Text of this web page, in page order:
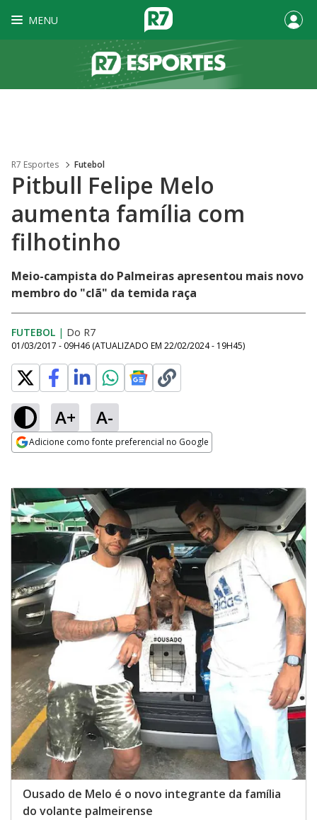
MENU
R7 Esportes Futebol
Pitbull Felipe Melo
aumenta família com
filhotinho
Meio-campista do Palmeiras apresentou mais novo
membro do "clã" da temida raça
FUTEBOL | Do R7
01/03/2017 - 09H46 (ATUALIZADO EM 22/02/2024 - 19H45)
A+ A-
Adicione como fonte preferencial no Google
Ousado de Melo é o novo integrante da família
do volante palmeirense